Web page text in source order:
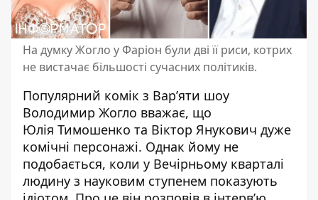
На думку Жогло у Фаріон були дві її риси, котрих
не вистачає більшості сучасних політиків.
Популярний комік з Вар’яти шоу
Володимир Жогло вважає, що
Юлія Тимошенко та Віктор Янукович дуже
комічні персонажі. Однак йому не
подобається, коли у Вечірньому кварталі
людину з науковим ступенем показують